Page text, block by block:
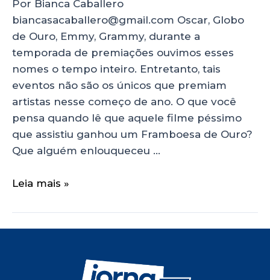
Por Bianca Caballero
biancasacaballero@gmail.com Oscar, Globo
de Ouro, Emmy, Grammy, durante a
temporada de premiações ouvimos esses
nomes o tempo inteiro. Entretanto, tais
eventos não são os únicos que premiam
artistas nesse começo de ano. O que você
pensa quando lê que aquele filme péssimo
que assistiu ganhou um Framboesa de Ouro?
Que alguém enlouqueceu …
Leia mais »